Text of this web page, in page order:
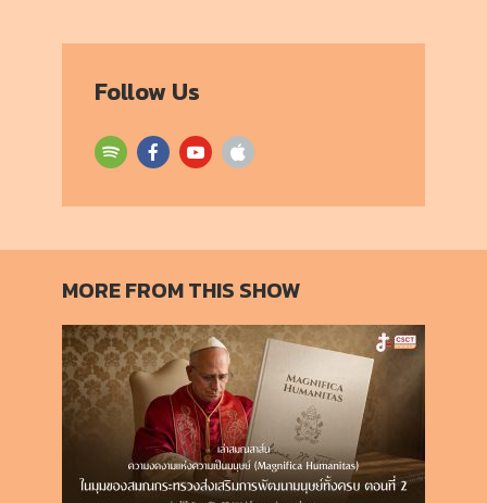
Follow Us
MORE FROM THIS SHOW